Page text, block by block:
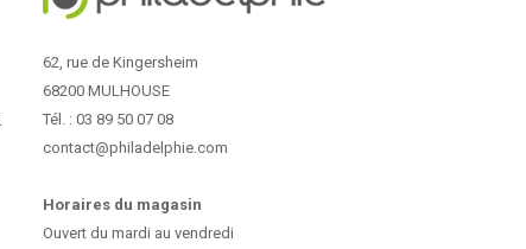
62, rue de Kingersheim
68200 MULHOUSE
Tél. : 03 89 50 07 08
contact@philadelphie.com
Horaires du magasin
Ouvert du mardi au vendredi